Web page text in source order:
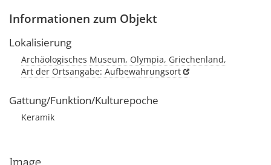
Informationen zum Objekt
Lokalisierung
Archäologisches Museum, Olympia, Griechenland,
Art der Ortsangabe: Aufbewahrungsort
Gattung/Funktion/Kulturepoche
Keramik